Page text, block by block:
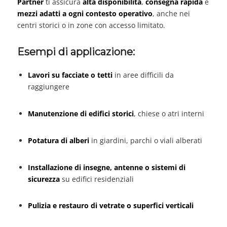
Partnerti assicura alta disponibilità, consegna rapidae
mezzi adatti a ogni contesto operativo, anche nei
centri storici o in zone con accesso limitato.
Esempi di applicazione:
Lavori su facciate o tettiin aree difficili da
raggiungere
Manutenzione di edifici storici, chiese o atri interni
Potatura di alberiin giardini, parchi o viali alberati
Installazione di insegne, antenne o sistemi di
sicurezzasu edifici residenziali
Pulizia e restauro di vetrate o superfici verticali